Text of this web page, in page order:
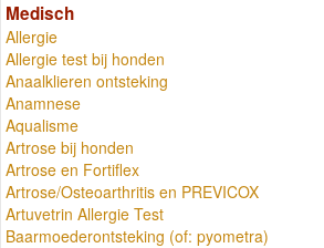
Medisch
Allergie
Allergie test bij honden
Anaalklieren ontsteking
Anamnese
Aqualisme
Artrose bij honden
Artrose en Fortiflex
Artrose/Osteoarthritis en PREVICOX
Artuvetrin Allergie Test
Baarmoederontsteking (of: pyometra)